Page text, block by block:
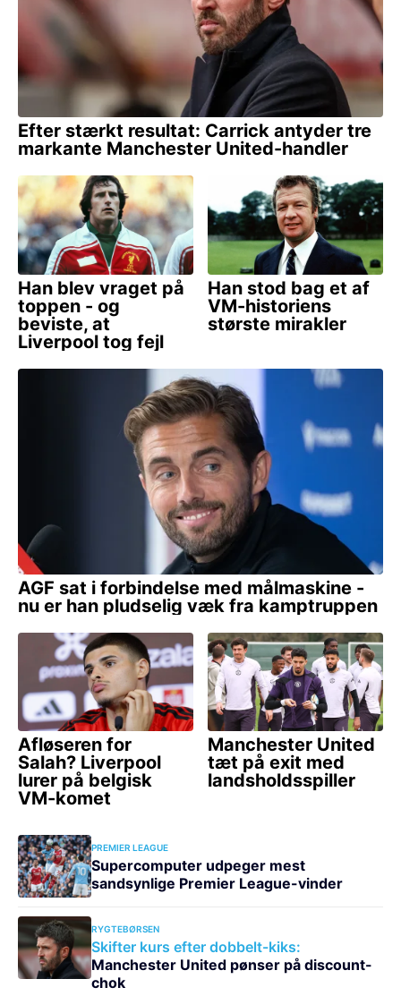
PREMIER LEAGUE
Supercomputer udpeger mest
sandsynlige Premier League-vinder
RYGTEBØRSEN
Skifter kurs efter dobbelt-kiks:
Manchester United pønser på discount-
chok